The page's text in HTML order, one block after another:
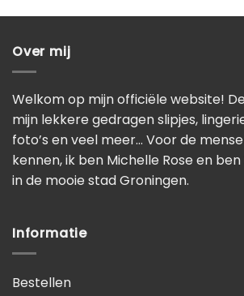
Over mij
Welkom op mijn officiële website!
mijn lekkere gedragen slipjes,
foto’s en veel meer… Voor de
kennen, ik ben Michelle Rose en
in de mooie stad Groningen.
Informatie
Bestellen